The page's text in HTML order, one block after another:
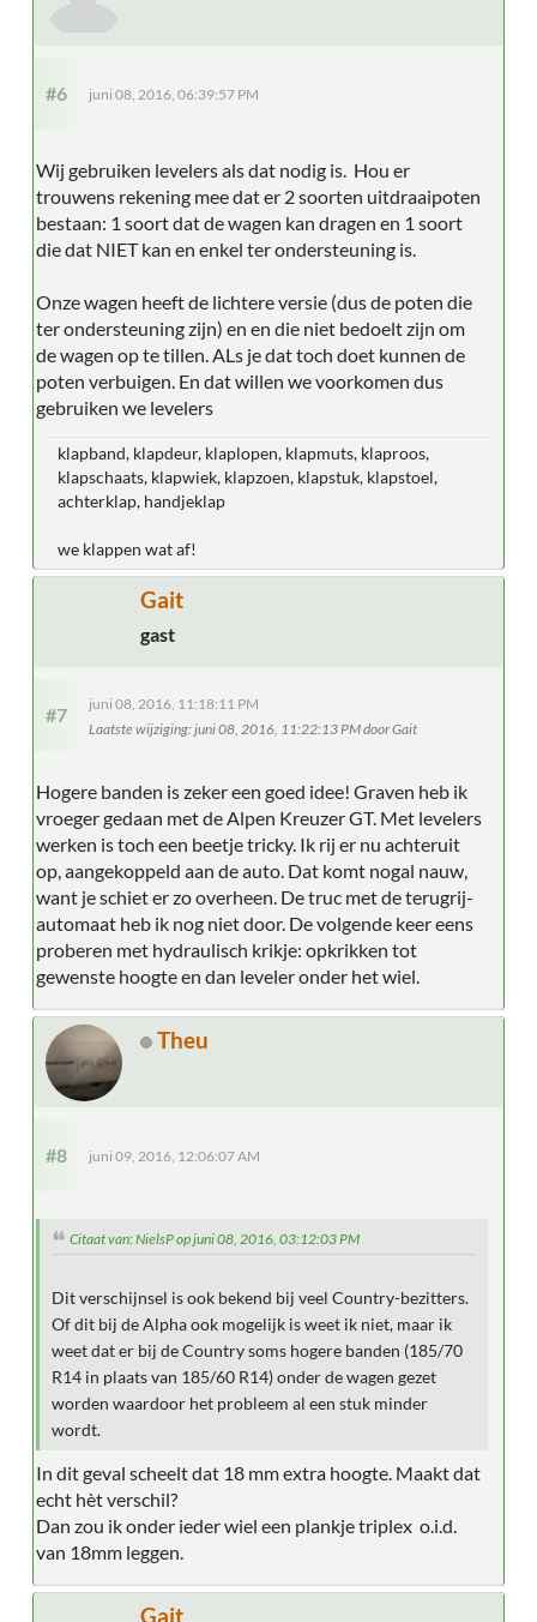
#6 juni 08, 2016, 06:39:57 PM
Wij gebruiken levelers als dat nodig is. Hou er
trouwens rekening mee dat er 2 soorten uitdraaipoten
bestaan: 1 soort dat de wagen kan dragen en 1 soort
die dat NIET kan en enkel ter ondersteuning is.
Onze wagen heeft de lichtere versie (dus de poten die
ter ondersteuning zijn) en en die niet bedoelt zijn om
de wagen op te tillen. ALs je dat toch doet kunnen de
poten verbuigen. En dat willen we voorkomen dus
gebruiken we levelers
klapband, klapdeur, klaplopen, klapmuts, klaproos,
klapschaats, klapwiek, klapzoen, klapstuk, klapstoel,
achterklap, handjeklap
we klappen wat af!
Gait
gast
#7
juni 08, 2016, 11:18:11 PM
Laatste wijziging: juni 08, 2016, 11:22:13 PM door Gait
Hogere banden is zeker een goed idee! Graven heb ik
vroeger gedaan met de Alpen Kreuzer GT. Met levelers
werken is toch een beetje tricky. Ik rij er nu achteruit
op, aangekoppeld aan de auto. Dat komt nogal nauw,
want je schiet er zo overheen. De truc met de terugrij-
automaat heb ik nog niet door. De volgende keer eens
proberen met hydraulisch krikje: opkrikken tot
gewenste hoogte en dan leveler onder het wiel.
Theu
#8 juni 09, 2016, 12:06:07 AM
Citaat van: NielsP op juni 08, 2016, 03:12:03 PM
Dit verschijnsel is ook bekend bij veel Country-bezitters.
Of dit bij de Alpha ook mogelijk is weet ik niet, maar ik
weet dat er bij de Country soms hogere banden (185/70
R14 in plaats van 185/60 R14) onder de wagen gezet
worden waardoor het probleem al een stuk minder
wordt.
In dit geval scheelt dat 18 mm extra hoogte. Maakt dat
echt hèt verschil?
Dan zou ik onder ieder wiel een plankje triplex o.i.d.
van 18mm leggen.
Gait